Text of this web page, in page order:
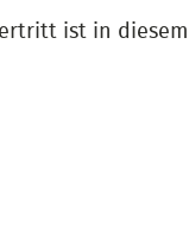
ist in